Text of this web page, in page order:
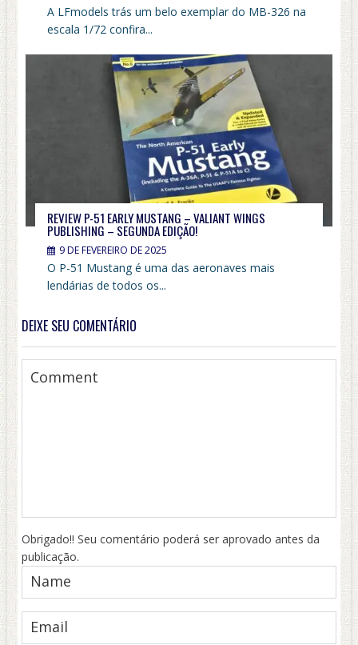
A LFmodels trás um belo exemplar do MB-326 na
escala 1/72 confira...
REVIEW P-51 EARLY MUSTANG – VALIANT WINGS
PUBLISHING – SEGUNDA EDIÇÃO!
9 DE FEVEREIRO DE 2025
O P-51 Mustang é uma das aeronaves mais
lendárias de todos os...
DEIXE SEU COMENTÁRIO
Obrigado!! Seu comentário poderá ser aprovado antes da
publicação.